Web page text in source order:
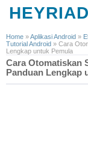
Home »Aplikasi Android »
Tutorial Android » Cara
Lengkap untuk Pemula
Cara Otomatiskan
Panduan Lengkap